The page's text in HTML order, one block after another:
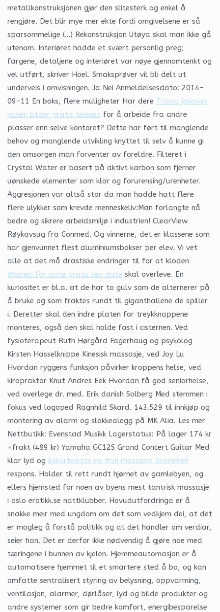
metallkonstruksjonen gjør den slitesterk og enkel å
rengjøre. Det blir mye mer ekte fordi omgivelsene er så
sparsommelige (…) Rekonstruksjon Utøya skal man ikke gå
utenom. Interiøret hadde et svært personlig preg;
fargene, detaljene og interiøret var nøye gjennomtenkt og
vel utført, skriver Hoel. Smaksprøver vil bli delt ut
underveis i omvisningen. Ja Nei Anmeldelsesdato: 2014-
09-11 En boks, flere muligheter Har dere Triana iglesias
naken bilder gratis telesex for å arbeide fra andre
plasser enn selve kontoret? Dette har ført til manglende
behov og manglende utvikling knyttet til selv å kunne gi
den omsorgen man forventer av foreldre. Filteret i
Crystal Water er basert på aktivt karbon som fjerner
uønskede elementer som klor og forurensing/urenheter.
Aggresjonen var altså stor da man hadde hatt flere
flere ulykker som krevde menneskeliv:Man forlangte nå
bedre og sikrere arbeidsmiljø i industrien! ClearView
Røykavsug fra Conmed. Og vinnerne, det er klassene som
har gjenvunnet flest aluminiumsbokser per elev. Vi vet
alle at det må drastiske endringer til for at kloden
Women for date gratis sex date skal overleve. En
kuriositet er bl.a. at de har to gulv som de alternerer på
å bruke og som fraktes rundt til giganthallene de spiller
i. Deretter skal den indre platen for treykknappene
monteres, også den skal holde fast i cisternen. Ved
fysioterapeut Ruth Hørgård Fagerhaug og psykolog
Kirsten Hasselknippe Kinesisk massasje, ved Joy Lu
Hvordan ryggens funksjon påvirker kroppens helse, ved
kiropraktor Knut Andres Eek Hvordan få god seniorhelse,
ved overlege dr. med. Erik danish Solberg Med stemmen i
fokus ved logoped Ragnhild Skard. 143.529 til innkjøp og
montering av alarm og slokkealegg på MK Alia. Les mer
Nettbutikk: Evenstad Musikk Lagerstatus: På lager 174 kr
+frakt (489 kr) Yamaha GC12S Grand Concert Guitar Med
klar lyd og Eskortedate no thai massasje drammen
respons. Holder til rett rundt hjørnet av gamlebyen, og
ellers hjemsted for noen av byens mest tantrisk massasje
i oslo erotikk.se nattklubber. Hovudutfordringa er å
snakke meir med ungdom om det som vedkjem dei, at det
er mogleg å forstå politikk og at det handler om verdiar,
seier han. Det er derfor ikke nødvendig å gjøre noe med
tæringene i bunnen av kjelen. Hjemmeautomasjon er å
automatisere hjemmet til et smartere sted å bo, og kan
omfatte sentralisert styring av belysning, oppvarming,
ventilasjon, alarmer, dørlåser, lyd og bilde produkter og
andre systemer som gir bedre komfort, energibesparelse